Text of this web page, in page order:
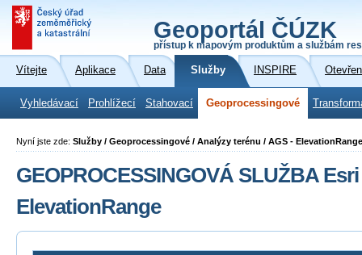
Geoportál ČÚZK
přístup k mapovým produktům a službám
Vítejte Aplikace Data Služby INSPIRE
Vyhledávací Prohlížecí Stahovací Geoprocessingové
Nyní jste zde: Služby / Geoprocessingové / Analýzy terénu / AGS - ElevationRange
GEOPROCESSINGOVÁ SLUŽBA
ElevationRange